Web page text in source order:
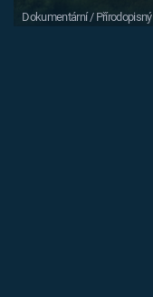
Dokumentární / Přírodopisný